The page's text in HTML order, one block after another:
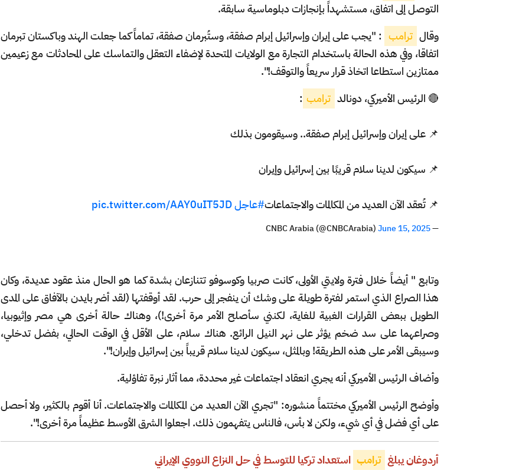
التوصل إلى اتفاق، مستشهداً بإنجازات دبلوماسية سابقة.
وقال ترامب : "يجب على إيران وإسرائيل إبرام صفقة، وستُبرمان صفقة، تماماً كما جعلت الهند وباكستان تبرمان
اتفاقا، وفي هذه الحالة باستخدام التجارة مع الولايات المتحدة لإضفاء التعقل والتماسك على المحادثات مع زعيمين
ممتازين استطاعا اتخاذ قرار سريعاً والتوقف!".
🔴 الرئيس الأميركي، دونالد ترامب :
📌 على إيران وإسرائيل إبرام صفقة.. وسيقومون بذلك
📌 سيكون لدينا سلام قريبًا بين إسرائيل وإيران
📌 تُعقد الآن العديد من المكالمات والاجتماعات#عاجلpic.twitter.com/AAY0uIT5JD
— CNBC Arabia (@CNBCArabia)
June 15, 2025
وتابع " أيضاً خلال فترة ولايتي الأولى، كانت صربيا وكوسوفو تتنازعان بشدة كما هو الحال منذ عقود عديدة، وكان
هذا الصراع الذي استمر لفترة طويلة على وشك أن ينفجر إلى حرب. لقد أوقفتها (لقد أضر بايدن بالآفاق على المدى
الطويل ببعض القرارات الغبية للغاية، لكنني سأصلح الأمر مرة أخرى!)، وهناك حالة أخرى هي مصر وإثيوبيا،
وصراعهما على سد ضخم يؤثر على نهر النيل الرائع. هناك سلام، على الأقل في الوقت الحالي، بفضل تدخلي،
وسيبقى الأمر على هذه الطريقة! وبالمثل، سيكون لدينا سلام قريباً بين إسرائيل وإيران!".
وأضاف الرئيس الأميركي أنه يجري انعقاد اجتماعات غير محددة، مما أثار نبرة تفاؤلية.
وأوضح الرئيس الأميركي مختتماً منشوره: "تجري الآن العديد من المكالمات والاجتماعات. أنا أقوم بالكثير، ولا أحصل
على أي فضل في أي شيء، ولكن لا بأس، فالناس يتفهمون ذلك. اجعلوا الشرق الأوسط عظيماً مرة أخرى!".
أردوغان يبلغ ترامب استعداد تركيا للتوسط في حل النزاع النووي الإيراني